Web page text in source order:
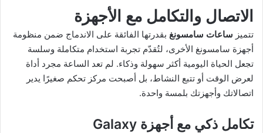
الاتصال والتكامل مع الأجهزة
تتميز ساعات سامسونغ بقدرتها الفائقة على الاندماج ضمن منظومة
أجهزة سامسونغ الأخرى، لتُقدّم تجربة استخدام متكاملة وسلسة
تجعل الحياة اليومية أكثر سهولة وذكاء. لم تعد الساعة مجرد أداة
لعرض الوقت أو تتبع النشاط، بل أصبحت مركز تحكم صغيرًا يدير
اتصالاتك وأجهزتك بلمسة واحدة.
تكامل ذكي مع أجهزة Galaxy